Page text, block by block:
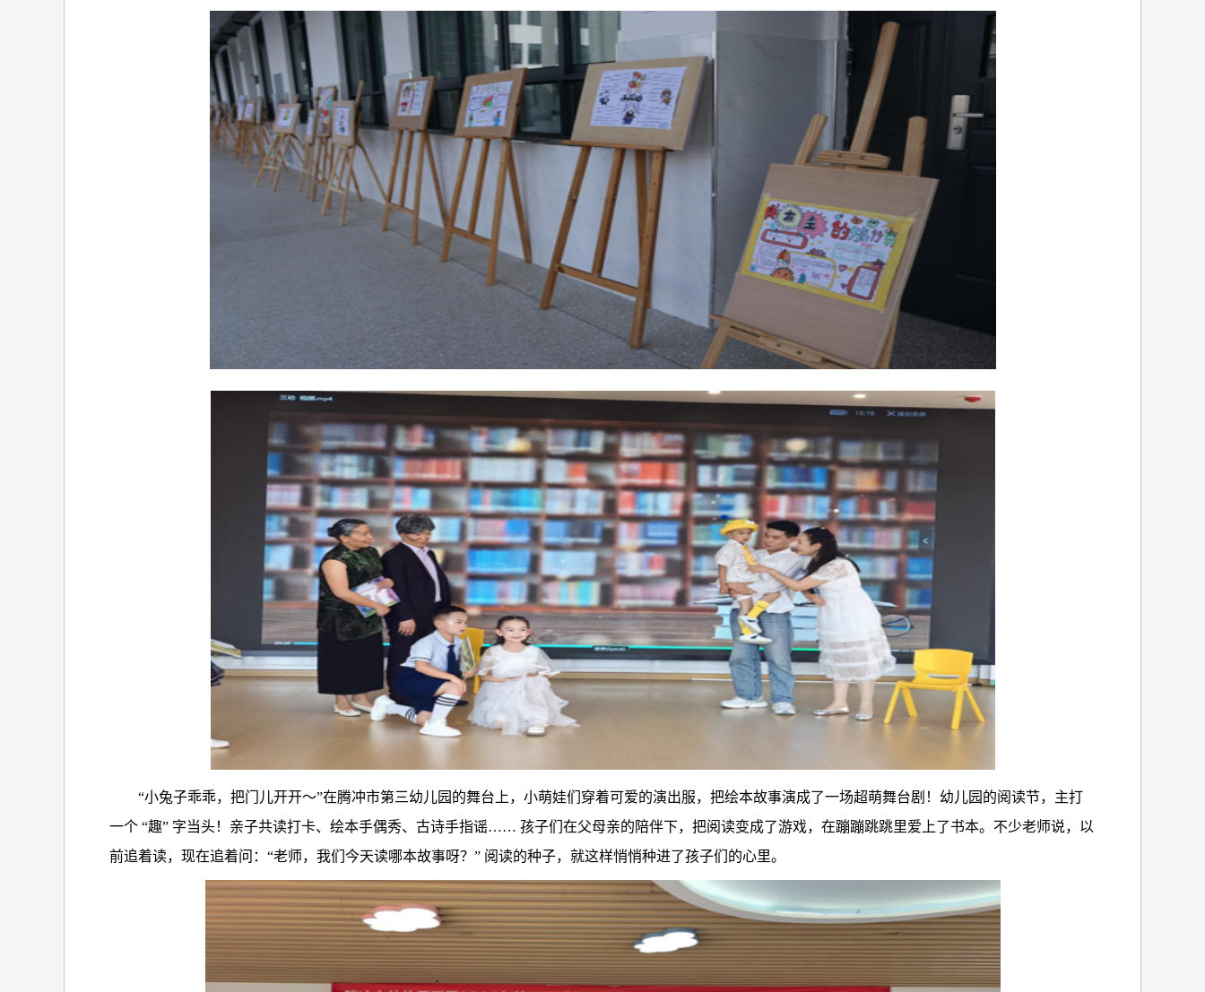
“小兔子乖乖，把门儿开开～”在腾冲市第三幼儿园的舞台上，小萌娃们穿着可爱的演出服，把绘本故事演成了一场超萌舞台剧！幼儿园的阅读节，主打
一个 “趣” 字当头！亲子共读打卡、绘本手偶秀、古诗手指谣…… 孩子们在父母亲的陪伴下，把阅读变成了游戏，在蹦蹦跳跳里爱上了书本。不少老师说，以
前追着读，现在追着问：“老师，我们今天读哪本故事呀？” 阅读的种子，就这样悄悄种进了孩子们的心里。